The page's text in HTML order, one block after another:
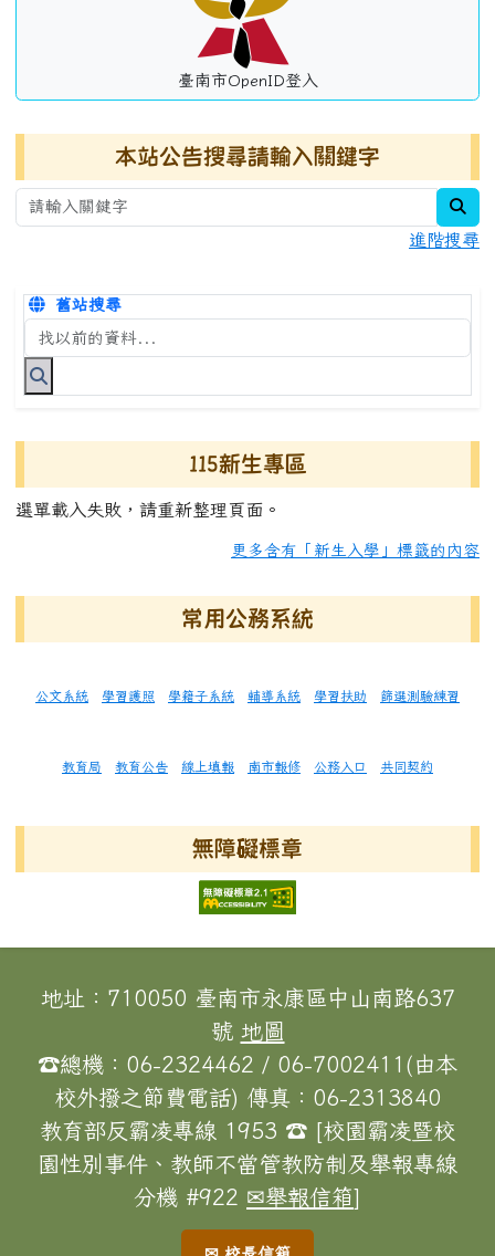
臺南市OpenID登入
本站公告搜尋請輸入關鍵字
進階搜尋
舊站搜尋
搜尋台南市永康國小全球資訊網關鍵字
115新生專區
選單載入失敗，請重新整理頁面。
更多含有「新生入學」標籤的內容
常用公務系統
公文系統 學習護照 學籍子系統 輔導系統 學習扶助 篩選測驗練習
教育局 教育公告 線上填報 南市報修 公務入口 共同契約
無障礙標章
頁尾區域內容
地址：710050 臺南市永康區中山南路637
號 地圖
☎總機：06-2324462 / 06-7002411(由本
校外撥之節費電話) 傳真：06-2313840
教育部反霸凌專線 1953 ☎ [校園霸凌暨校
園性別事件、教師不當管教防制及舉報專線
分機 #922 ✉舉報信箱]